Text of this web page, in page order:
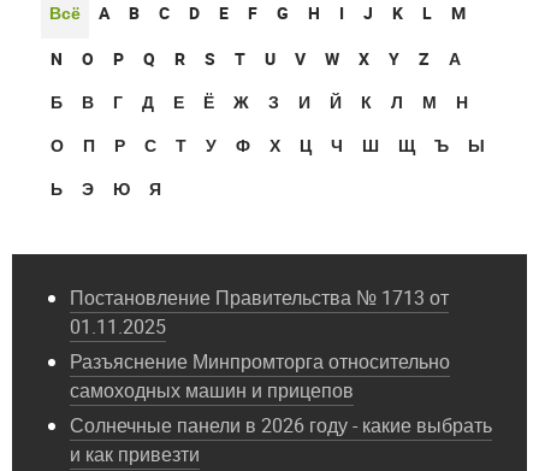
Всё A B C D E F G H I J K L
M
N
O P Q R S T U V W X Y Z
А
Б
В Г Д Е Ё Ж З И Й К Л М
Н
О
П Р С Т У Ф Х Ц Ч Ш Щ Ъ
Ы
Ь
Э Ю Я
Постановление Правительства № 1713 от
01.11.2025
Разъяснение Минпромторга относительно
самоходных машин и прицепов
Солнечные панели в 2026 году - какие выбрать
и как привезти